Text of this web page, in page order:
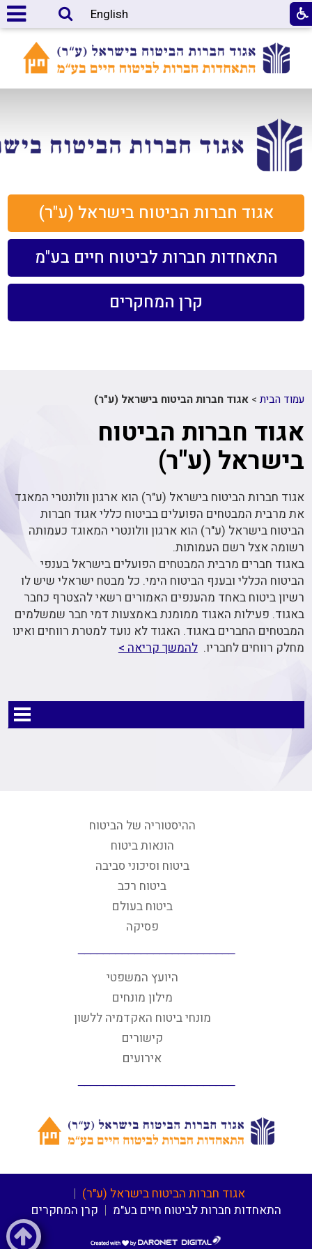
English
אגוד חברות הביטוח בישראל (ע"ר)
התאחדות חברות לביטוח חיים בע"מ
קרן המחקרים
עמוד הבית >אגוד חברות הביטוח בישראל (ע"ר)
אגוד חברות הביטוח
בישראל (ע"ר)
אגוד חברות הביטוח בישראל (ע"ר) הוא ארגון וולונטרי המאגד
את מרבית המבטחים הפועלים בביטוח כללי אגוד חברות
הביטוח בישראל (ע"ר) הוא ארגון וולונטרי המאוגד כעמותה
רשומה אצל רשם העמותות.
באגוד חברים מרבית המבטחים הפועלים בישראל בענפי
הביטוח הכללי ובענף הביטוח הימי. כל מבטח ישראלי שיש לו
רשיון ביטוח באחד מהענפים האמורים רשאי להצטרף כחבר
באגוד. פעילות האגוד ממומנת באמצעות דמי חבר שמשלמים
המבטחים החברים באגוד. האגוד לא נועד למטרת רווחים ואינו
מחלק רווחים לחבריו.להמשך קריאה >
ההיסטוריה של הביטוח
הונאות ביטוח
ביטוח וסיכוני סביבה
ביטוח רכב
ביטוח בעולם
פסיקה
היועץ המשפטי
מילון מונחים
מונחי ביטוח האקדמיה ללשון
קישורים
אירועים
אגוד חברות הביטוח בישראל (ע"ר)
התאחדות חברות לביטוח חיים בע"מ
קרן המחקרים
דרונט